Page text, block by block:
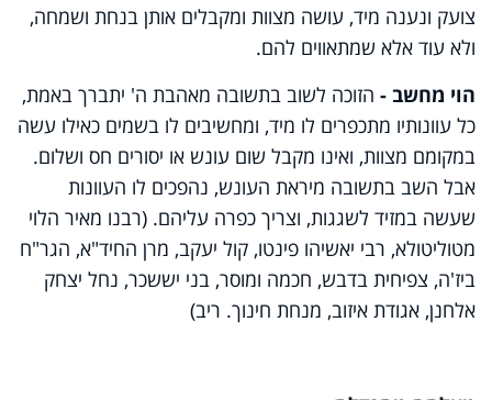
צועק ונענה מיד, עושה מצוות ומקבלים אותן בנחת ושמחה,
ולא עוד אלא שמתאווים להם.
הוי מחשב - הזוכה לשוב בתשובה מאהבת ה' יתברך באמת,
כל עוונותיו מתכפרים לו מיד, ומחשיבים לו בשמים כאילו עשה
במקומם מצוות, ואינו מקבל שום עונש או יסורים חס ושלום.
אבל השב בתשובה מיראת העונש, נהפכים לו העוונות
שעשה במזיד לשגגות, וצריך כפרה עליהם. (רבנו מאיר הלוי
מטוליטולא, רבי יאשיהו פינטו, קול יעקב, מרן החיד"א, הגר"ח
ביז'ה, צפיחית בדבש, חכמה ומוסר, בני יששכר, נחל יצחק
אלחנן, אגודת איזוב, מנחת חינוך. ריב)